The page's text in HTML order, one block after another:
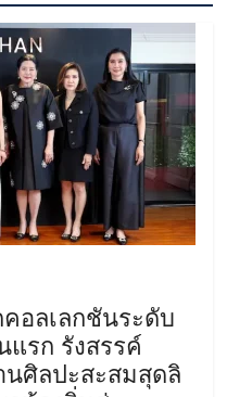
คอลเลกชันระดับ
แรก รังสรรค์
นศิลปะสะสมสุดลิ